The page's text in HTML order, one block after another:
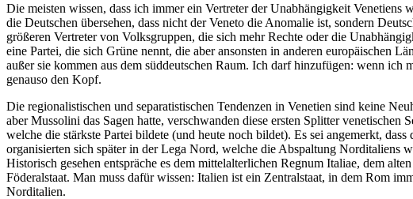
Die meisten wissen, dass ich immer ein Vertreter der Unabhängigkeit
die Deutschen übersehen, dass nicht der Veneto die Anomalie ist, sondern
größeren Vertreter von Volksgruppen, die sich mehr Rechte oder die
eine Partei, die sich Grüne nennt, die aber ansonsten in anderen europäischen
außer sie kommen aus dem süddeutschen Raum. Ich darf hinzufügen: wenn
genauso den Kopf.
Die regionalistischen und separatistischen Tendenzen in Venetien sind keine
aber Mussolini das Sagen hatte, verschwanden diese ersten Splitter
welche die stärkste Partei bildete (und heute noch bildet). Es sei angemerkt,
organisierten sich später in der Lega Nord, welche die Abspaltung Norditaliens
Historisch gesehen entspräche es dem mittelalterlichen Regnum Italiae, dem
Föderalstaat. Man muss dafür wissen: Italien ist ein Zentralstaat, in dem Rom
Norditalien.